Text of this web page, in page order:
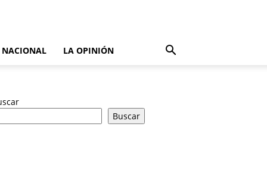
NACIONAL LA OPINIÓN
Buscar